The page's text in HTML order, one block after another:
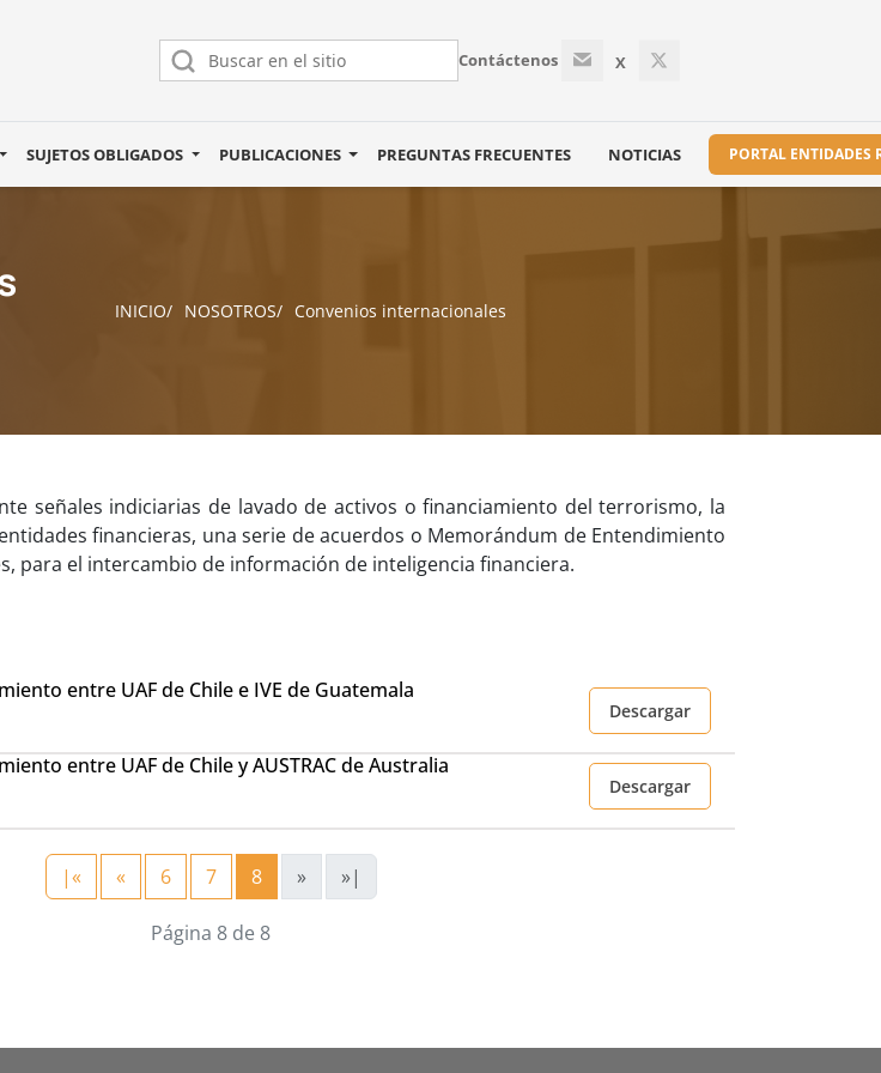
Contáctenos X
SUJETOS OBLIGADOS PUBLICACIONES PREGUNTAS FRECUENTES NOTICIAS PORTAL ENTIDADES
INICIO NOSOTROS Convenios internacionales
señales indiciarias de lavado de activos o financiamiento del terrorismo, la
financieras, una serie de acuerdos o Memorándum de Entendimiento
para el intercambio de información de inteligencia financiera.
entre UAF de Chile e IVE de Guatemala
Descargar
entre UAF de Chile y AUSTRAC de Australia
Descargar
|« « 6 7 8 » »|
Página 8 de 8